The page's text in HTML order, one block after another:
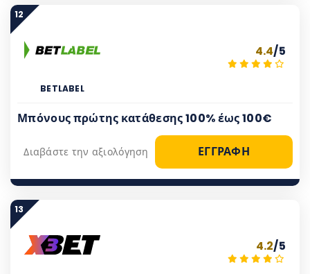
12
BETLABEL
4.4/5
Μπόνους πρώτης κατάθεσης 100% έως 100€
ΕΓΓΡΑΦΗ
Διαβάστε την αξιολόγηση
13
4.2/5